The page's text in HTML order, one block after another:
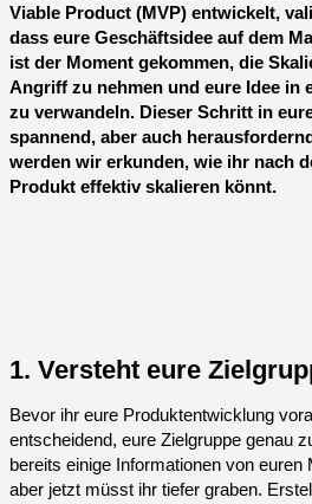
Viable Product (MVP) entwickelt,
dass eure Geschäftsidee auf dem
ist der Moment gekommen, die
Angriff zu nehmen und eure Idee in
zu verwandeln. Dieser Schritt in
spannend, aber auch
werden wir erkunden, wie ihr nach
Produkt effektiv skalieren könnt.
1. Versteht eure
Bevor ihr eure Produktentwicklung
entscheidend, eure Zielgruppe genau
bereits einige Informationen von
aber jetzt müsst ihr tiefer graben.